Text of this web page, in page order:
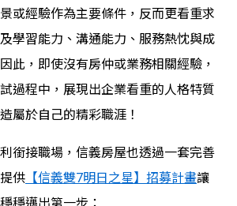
或經驗作為主要條件，反而更看重求
學習能力、溝通能力、服務熱忱與成
此，即使沒有房仲或業務相關經驗，
過程中，展現出企業看重的人格特質
屬於自己的精彩職涯！
銜接職場，信義房屋也透過一套完善
供 【信義雙7明日之星】招募計畫讓